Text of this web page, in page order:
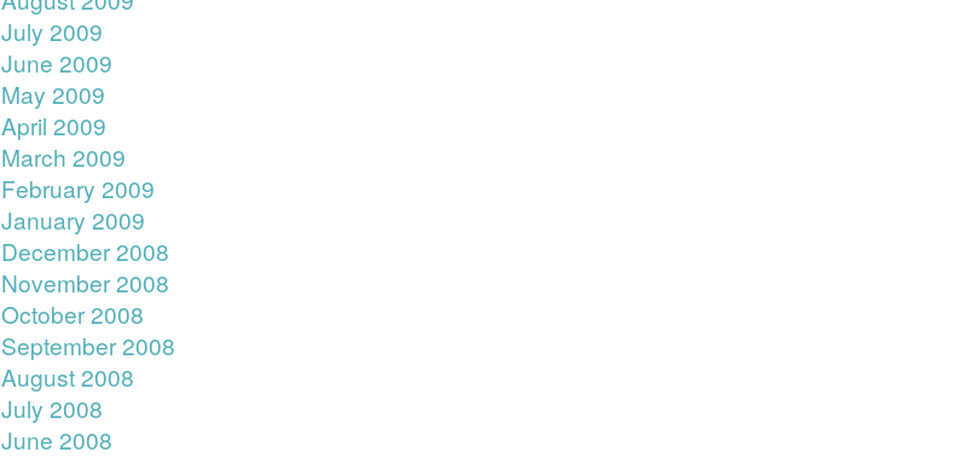
July 2009
June 2009
May 2009
April 2009
March 2009
February 2009
January 2009
December 2008
November 2008
October 2008
September 2008
August 2008
July 2008
June 2008